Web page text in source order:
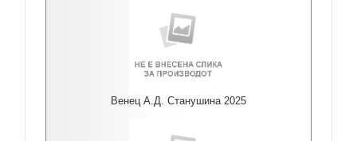
Венец А.Д. Станушина 2025